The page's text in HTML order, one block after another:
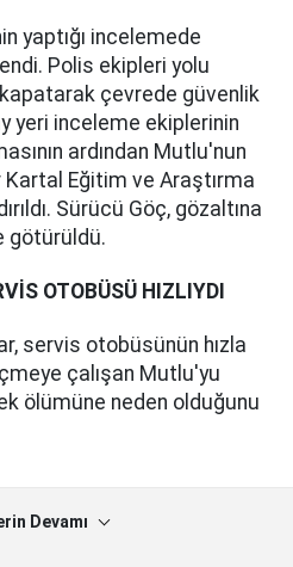
yaptığı incelemede
Polis ekipleri yolu
çevrede güvenlik
yeri inceleme ekiplerinin
ardından Mutlu'nun
Kartal Eğitim ve Araştırma
Sürücü Göç, gözaltına
götürüldü.
OTOBÜSÜ HIZLIYDI
servis otobüsünün hızla
çalışan Mutlu'yu
ölümüne neden olduğunu
Devamı